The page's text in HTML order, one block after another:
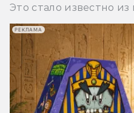
Это стало известно
РЕКЛАМА